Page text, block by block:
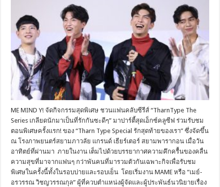
ME MIND Y! จัดกิจกรรมสุดพิเศษ ชวนแฟนคลับซีรีส์ “TharnType The
Series เกลียดนักมาเป็นที่รักกันซะดีๆ” มาปาร์ตี้สุดเอ็กซ์คลูซีฟ ร่วมรับชม
ตอนพิเศษครั้งแรก! ของ “Tharn Type Special รักสุดท้ายของเรา” ซึ่งจัดขึ้น
ณ โรงภาพยนตร์สยามภาวลัย แกรนด์ เธียร์เตอร์ สยามพารากอน เมื่อวัน
อาทิตย์ที่ผ่านมา ภายในงาน เต็มไปด้วยบรรยากาศความคึกครื้นของคลื่น
ความสุขที่มาจากแฟนๆ กว่าพันคนที่มารวมตัวกันเฉพาะกิจเพื่อรับชม
พิเศษในครั้งนี้ทั้งในรอบบ่ายและรอบเย็น โดยเริ่มงาน MAME หรือ “เมย์-
อรวรรณ วิชญวรรณกุล” ผู้ที่ควบตำแหน่งผู้จัดและผู้ประพันธ์นวนิยายเรื่อง